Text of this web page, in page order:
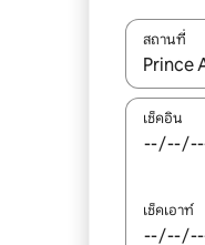
สถานที่
ใช้ลูกศร
เช็คอิน
เช็คเอาท์